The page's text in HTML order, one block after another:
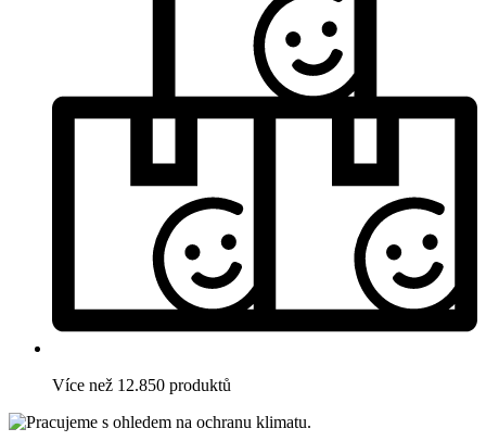
Více než 12.850 produktů